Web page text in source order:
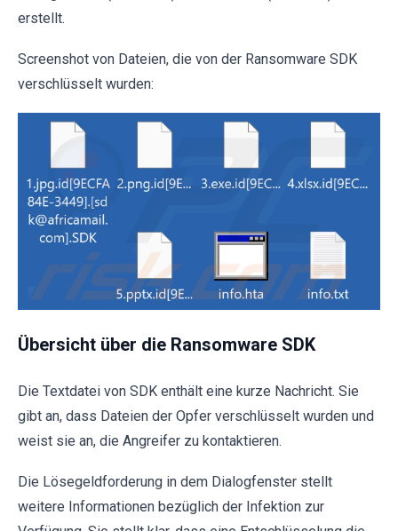
erstellt.
Screenshot von Dateien, die von der Ransomware SDK
verschlüsselt wurden:
Übersicht über die Ransomware SDK
Die Textdatei von SDK enthält eine kurze Nachricht. Sie
gibt an, dass Dateien der Opfer verschlüsselt wurden und
weist sie an, die Angreifer zu kontaktieren.
Die Lösegeldforderung in dem Dialogfenster stellt
weitere Informationen bezüglich der Infektion zur